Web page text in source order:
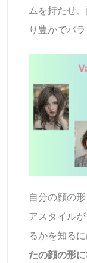
ムを持たせ
り豊かでバ
自分の顔の
アスタイル
るかを知る
たの顔の形